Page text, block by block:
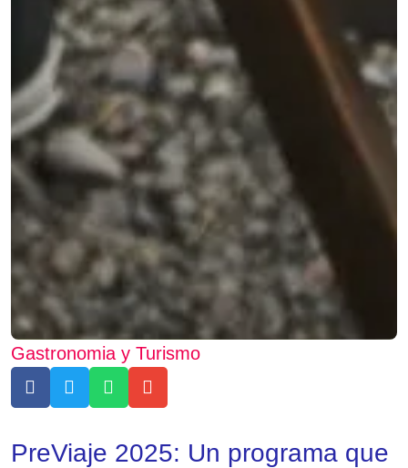
Gastronomia y Turismo
PreViaje 2025: Un programa que